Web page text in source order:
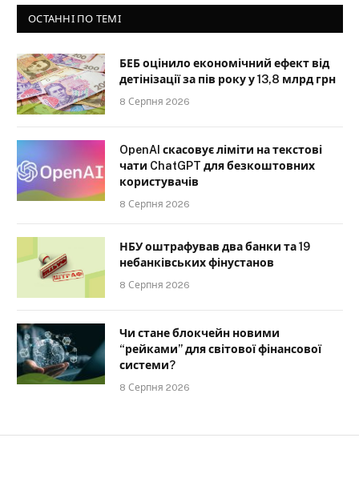
ОСТАННІ ПО ТЕМІ
БЕБ оцінило економічний ефект від
детінізації за пів року у 13,8 млрд грн
8 Серпня 2026
OpenAI скасовує ліміти на текстові
чати ChatGPT для безкоштовних
користувачів
8 Серпня 2026
НБУ оштрафував два банки та 19
небанківських фінустанов
8 Серпня 2026
Чи стане блокчейн новими
“рейками” для світової фінансової
системи?
8 Серпня 2026